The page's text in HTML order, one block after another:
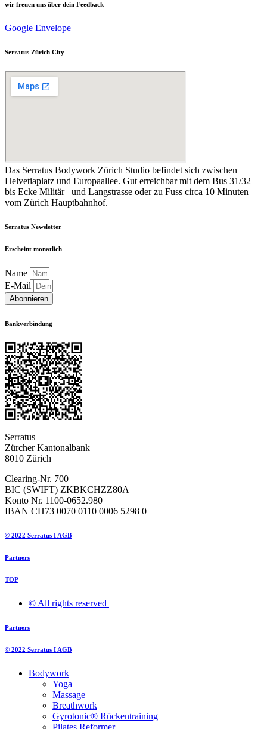
wir freuen uns über dein Feedback
Google Envelope
Serratus Zürich City
Das Serratus Bodywork Zürich Studio befindet sich zwischen
Helvetiaplatz und Europaallee. Gut erreichbar mit dem Bus 31/32
bis Ecke Militär– und Langstrasse oder zu Fuss circa 10 Minuten
vom Zürich Hauptbahnhof.
Serratus Newsletter
Erscheint monatlich
Name
E-Mail
Abonnieren
Bankverbindung
Serratus
Zürcher Kantonalbank
8010 Zürich
Clearing-Nr. 700
BIC (SWIFT) ZKBKCHZZ80A
Konto Nr. 1100-0652.980
IBAN CH73 0070 0110 0006 5298 0
© 2022 Serratus I AGB
Partners
TOP
© All rights reserved ​
Partners
© 2022 Serratus I AGB
Bodywork
Yoga
Massage
Breathwork
Gyrotonic® Rückentraining
Pilates Reformer